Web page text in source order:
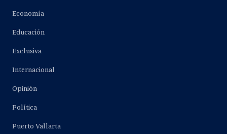
Economía
Educación
Exclusiva
Internacional
Opinión
Política
Puerto Vallarta